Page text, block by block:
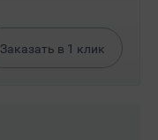
Заказать в 1 клик